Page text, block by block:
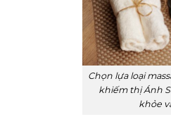
Chọn lựa loại
khiếm thị Ánh
khỏe